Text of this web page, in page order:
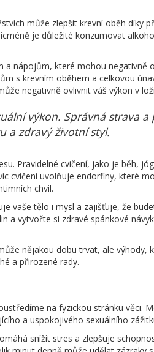
může zlepšit krevní oběh díky
je důležité konzumovat
nápojům, které mohou negativně
s krevním oběhem a celkovou
negativně ovlivnit váš výkon v
výkon. Správná strava
a zdravý životní styl.
Pravidelné cvičení, jako je běh,
cvičení uvolňuje endorfiny, které
chvil.
vaše tělo i mysl a zajišťuje, že
a vytvořte si zdravé spánkové
nějakou dobu trvat, ale výhody,
a přirozené rady.
na fyzickou stránku věci.
a uspokojivého sexuálního
snížit stres a zlepšuje